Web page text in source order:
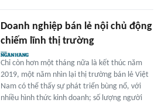
Doanh nghiệp bán lẻ nội chủ động
chiếm lĩnh thị trường
Chỉ còn hơn một tháng nữa là kết thúc năm
2019, một năm nhìn lại thị trường bán lẻ Việt
Nam có thể thấy sự phát triển bùng nổ, với
nhiều hình thức kinh doanh; số lượng người